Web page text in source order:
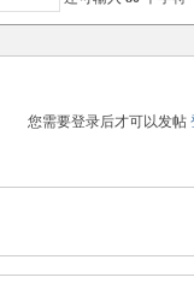
您需要登录后才可以发帖